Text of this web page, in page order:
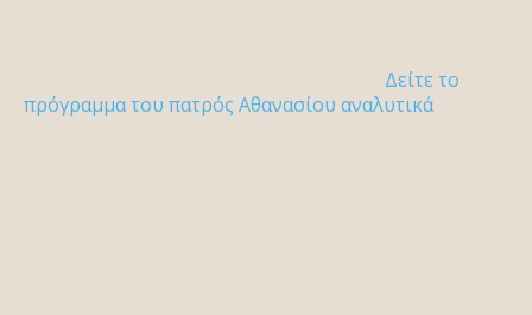
Δείτε το
πρόγραμμα του πατρός Αθανασίου αναλυτικά